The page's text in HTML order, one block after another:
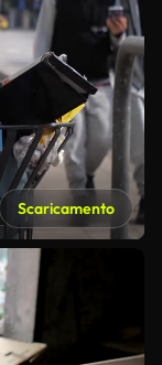
Scaricamento